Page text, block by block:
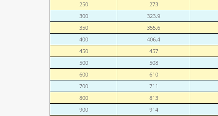
250
273
300
323.9
350
355.6
400
406.4
450
457
500
508
600
610
700
711
800
813
900
914